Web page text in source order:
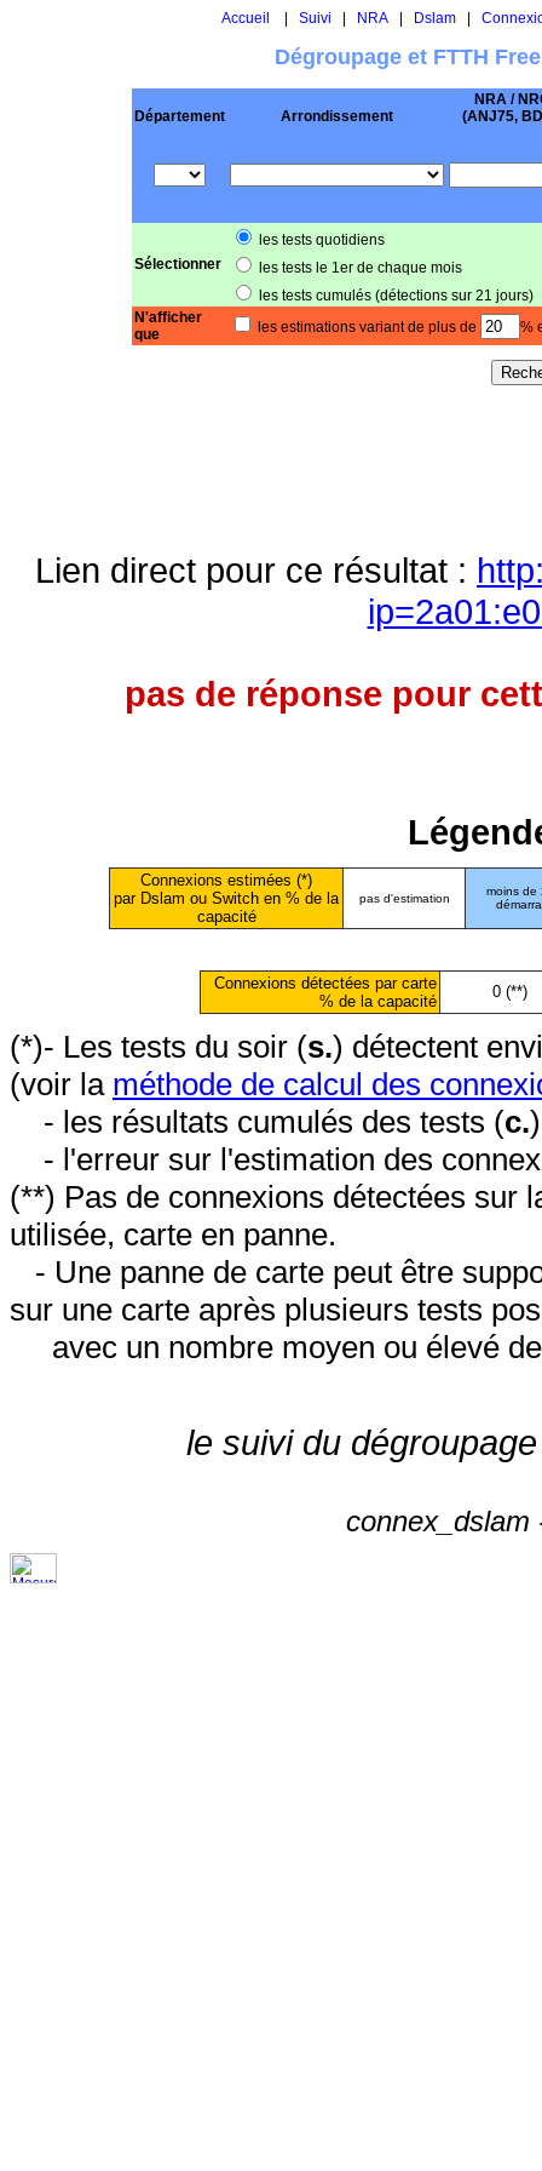
Accueil Suivi NRA| Dslam|
Dégroupage et FTTH
Département Arrondissement
NRA /
(ANJ75,
Sélectionner
les tests quotidiens
les tests le 1er de chaque mois
les tests cumulés (détections sur 21 jours)
N'afficher
que
les estimations variant de plus de %
Lien direct pour ce résultat :
pas de réponse pour
Connexions estimées (*)
par Dslam ou Switch en % de la
capacité
pas d'estimation
moins de
Connexions détectées par carte
% de la capacité
0 (**)
(*)- Les tests du soir (s.) détectent
(voir la méthode de calcul des
- les résultats cumulés des tests (c.
- l'erreur sur l'estimation des
(**) Pas de connexions détectées sur
utilisée, carte en panne.
- Une panne de carte peut être
sur une carte après plusieurs tests
avec un nombre moyen ou élevé
le suivi du
connex_dslam